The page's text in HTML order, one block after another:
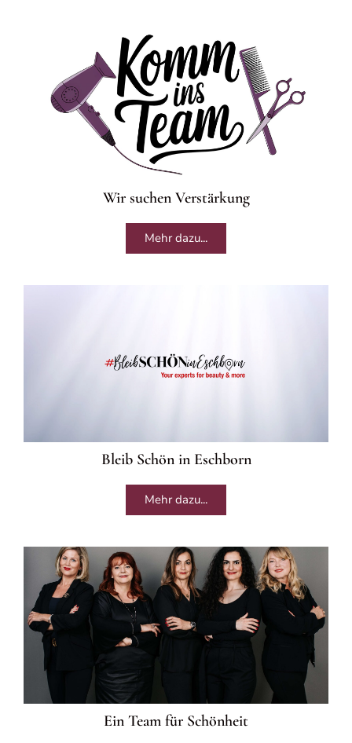
Wir suchen Verstärkung
Mehr dazu...
Bleib Schön in Eschborn
Mehr dazu...
Ein Team für Schönheit